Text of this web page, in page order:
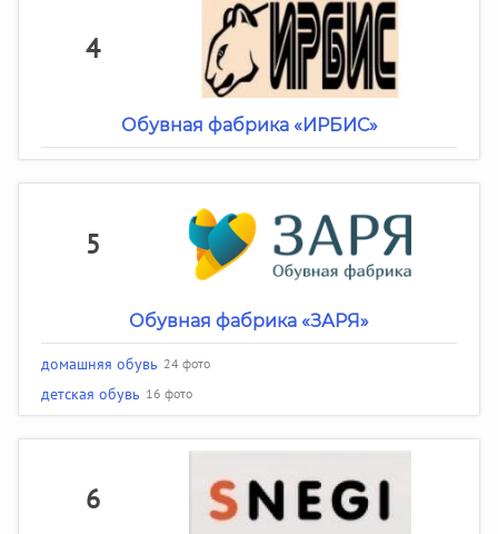
4
Обувная фабрика «ИРБИС»
5
Обувная фабрика «ЗАРЯ»
домашняя обувь 24 фото
детская обувь 16 фото
6